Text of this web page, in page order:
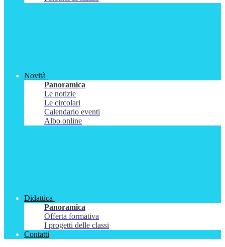
Novità
Panoramica
Le notizie
Le circolari
Calendario eventi
Albo online
Didattica
Panoramica
Offerta formativa
I progetti delle classi
Contatti